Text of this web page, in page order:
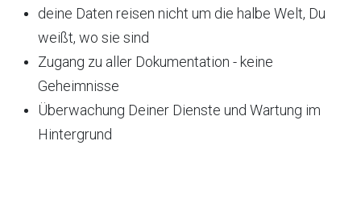
deine Daten reisen nicht um die halbe Welt, Du
weißt, wo sie sind
Zugang zu aller Dokumentation - keine
Geheimnisse
Überwachung Deiner Dienste und Wartung im
Hintergrund